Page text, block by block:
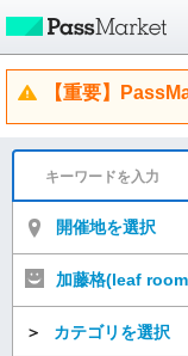
【重要】
開催地を選択
加藤格(leaf
＞ カテゴリを選択